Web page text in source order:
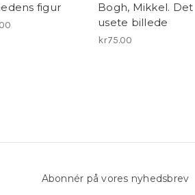
figur
Bogh, Mikkel. Det
usete billede
kr75.00
Abonnér på vores nyhedsbrev